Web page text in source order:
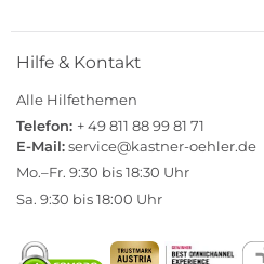
Hilfe & Kontakt
Alle Hilfethemen
Telefon: + 49 811 88 99 81 71
E-Mail:service@kastner-oehler.de
Mo.–Fr. 9:30 bis 18:30 Uhr
Sa. 9:30 bis 18:00 Uhr